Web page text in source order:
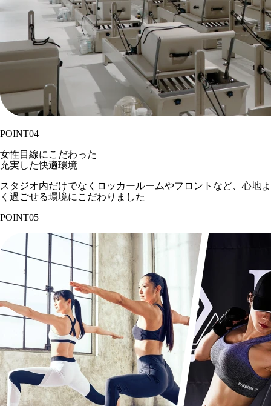
POINT04
女性目線にこだわった
充実した快適環境
スタジオ内だけでなくロッカールームやフロントなど、心地よ
く過ごせる環境にこだわりました
POINT05